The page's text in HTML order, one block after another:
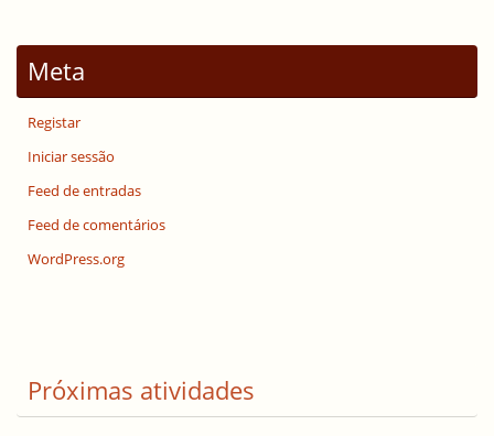
Meta
Registar
Iniciar sessão
Feed de entradas
Feed de comentários
WordPress.org
Próximas atividades